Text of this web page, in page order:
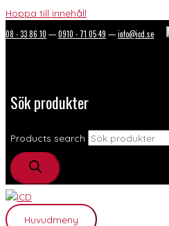
Hoppa till innehåll
08 - 33 86 10 —0910 - 71 05 49 —info@icd.se
Sök produkter
Products search
Huvudmeny